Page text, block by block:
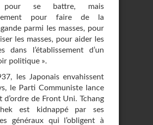
pour se battre, mais
pour faire de la
parmi les masses, pour
les masses, pour aider les
dans l’établissement d’un
politique ».
les Japonais envahissent
le Parti Communiste lance
d’ordre de Front Uni. Tchang
est kidnappé par ses
généraux qui l’obligent à